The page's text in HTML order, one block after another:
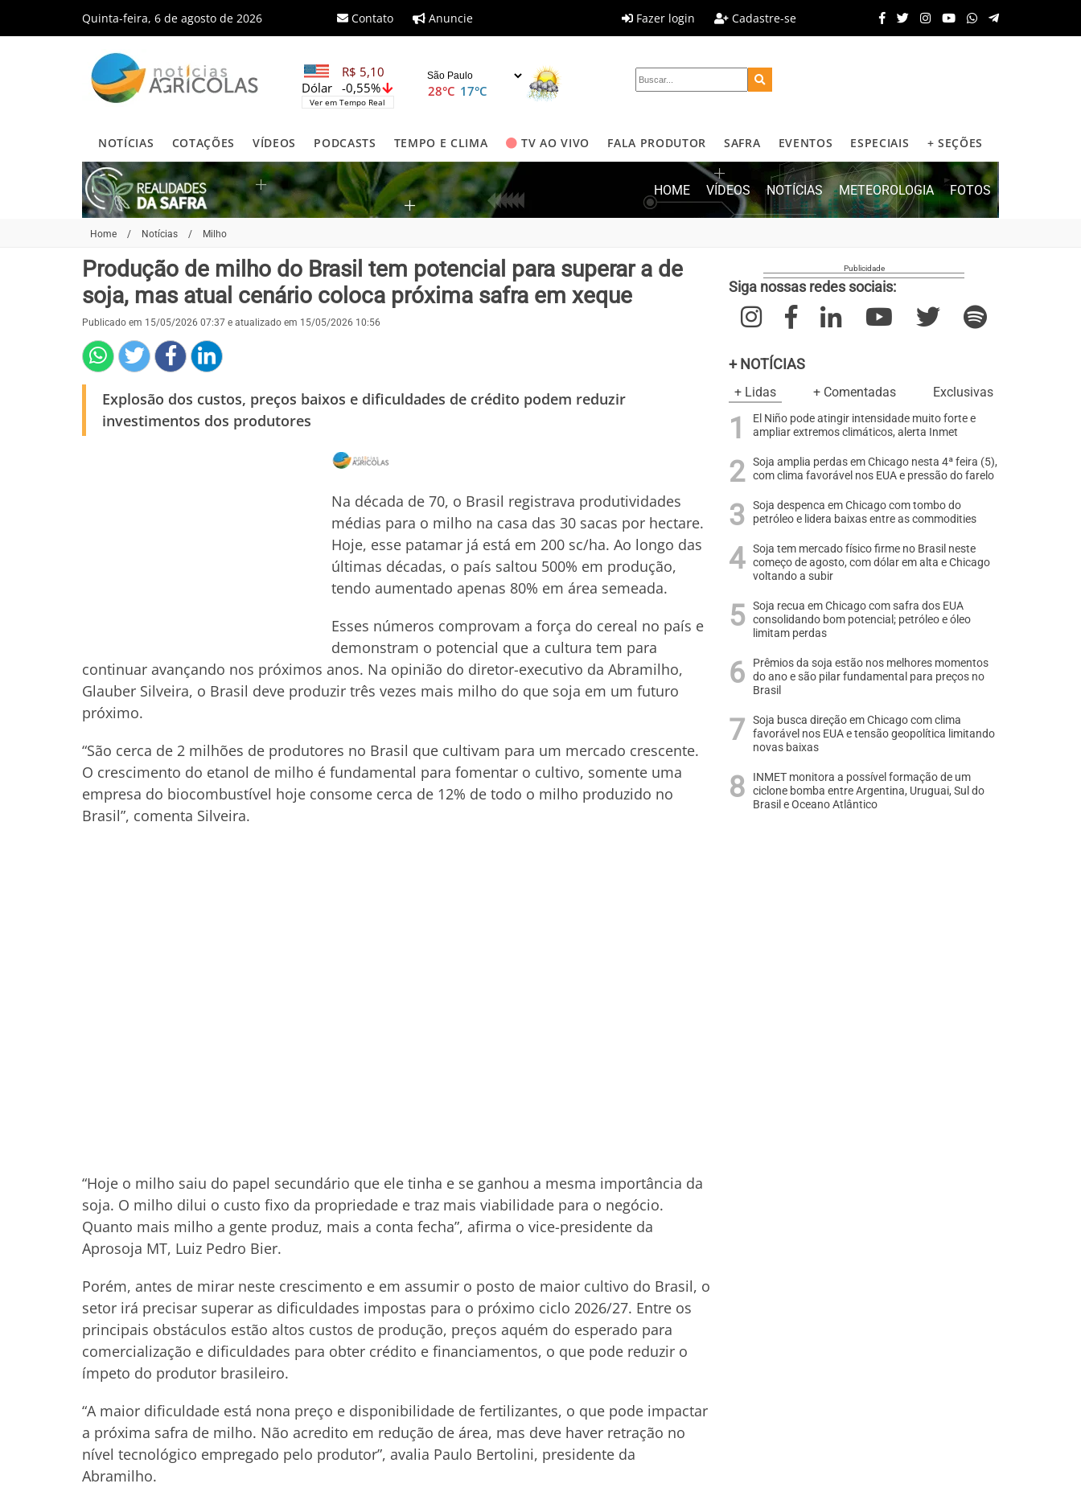
Quinta-feira, 6 de agosto de 2026 Contato Anuncie Fazer login Cadastre-se
R$ 5,10
-0,55%
Dólar
Ver em Tempo Real
28°C 17°C
NOTÍCIAS COTAÇÕES VÍDEOS PODCASTS TEMPO E CLIMA TV AO VIVO FALA PRODUTOR SAFRA EVENTOS ESPECIAIS + SEÇÕES
HOME VÍDEOS NOTÍCIAS METEOROLOGIA FOTOS
Home / Notícias / Milho
Produção de milho do Brasil tem potencial para superar a de
soja, mas atual cenário coloca próxima safra em xeque
Publicado em 15/05/2026 07:37 e atualizado em 15/05/2026 10:56
Explosão dos custos, preços baixos e dificuldades de crédito podem reduzir
investimentos dos produtores
Na década de 70, o Brasil registrava produtividades
médias para o milho na casa das 30 sacas por hectare.
Hoje, esse patamar já está em 200 sc/ha. Ao longo das
últimas décadas, o país saltou 500% em produção,
tendo aumentado apenas 80% em área semeada.
Esses números comprovam a força do cereal no país e
demonstram o potencial que a cultura tem para
continuar avançando nos próximos anos. Na opinião do diretor-executivo da Abramilho,
Glauber Silveira, o Brasil deve produzir três vezes mais milho do que soja em um futuro
próximo.
“São cerca de 2 milhões de produtores no Brasil que cultivam para um mercado crescente.
O crescimento do etanol de milho é fundamental para fomentar o cultivo, somente uma
empresa do biocombustível hoje consome cerca de 12% de todo o milho produzido no
Brasil”, comenta Silveira.
“Hoje o milho saiu do papel secundário que ele tinha e se ganhou a mesma importância da
soja. O milho dilui o custo fixo da propriedade e traz mais viabilidade para o negócio.
Quanto mais milho a gente produz, mais a conta fecha”, afirma o vice-presidente da
Aprosoja MT, Luiz Pedro Bier.
Porém, antes de mirar neste crescimento e em assumir o posto de maior cultivo do Brasil, o
setor irá precisar superar as dificuldades impostas para o próximo ciclo 2026/27. Entre os
principais obstáculos estão altos custos de produção, preços aquém do esperado para
comercialização e dificuldades para obter crédito e financiamentos, o que pode reduzir o
ímpeto do produtor brasileiro.
“A maior dificuldade está nona preço e disponibilidade de fertilizantes, o que pode impactar
a próxima safra de milho. Não acredito em redução de área, mas deve haver retração no
nível tecnológico empregado pelo produtor”, avalia Paulo Bertolini, presidente da
Abramilho.
Siga nossas redes sociais:
+ NOTÍCIAS
+ Lidas + Comentadas Exclusivas
El Niño pode atingir intensidade muito forte e
ampliar extremos climáticos, alerta Inmet
Soja amplia perdas em Chicago nesta 4ª feira (5),
com clima favorável nos EUA e pressão do farelo
Soja despenca em Chicago com tombo do
petróleo e lidera baixas entre as commodities
Soja tem mercado físico firme no Brasil neste
começo de agosto, com dólar em alta e Chicago
voltando a subir
Soja recua em Chicago com safra dos EUA
consolidando bom potencial; petróleo e óleo
limitam perdas
Prêmios da soja estão nos melhores momentos
do ano e são pilar fundamental para preços no
Brasil
Soja busca direção em Chicago com clima
favorável nos EUA e tensão geopolítica limitando
novas baixas
INMET monitora a possível formação de um
ciclone bomba entre Argentina, Uruguai, Sul do
Brasil e Oceano Atlântico